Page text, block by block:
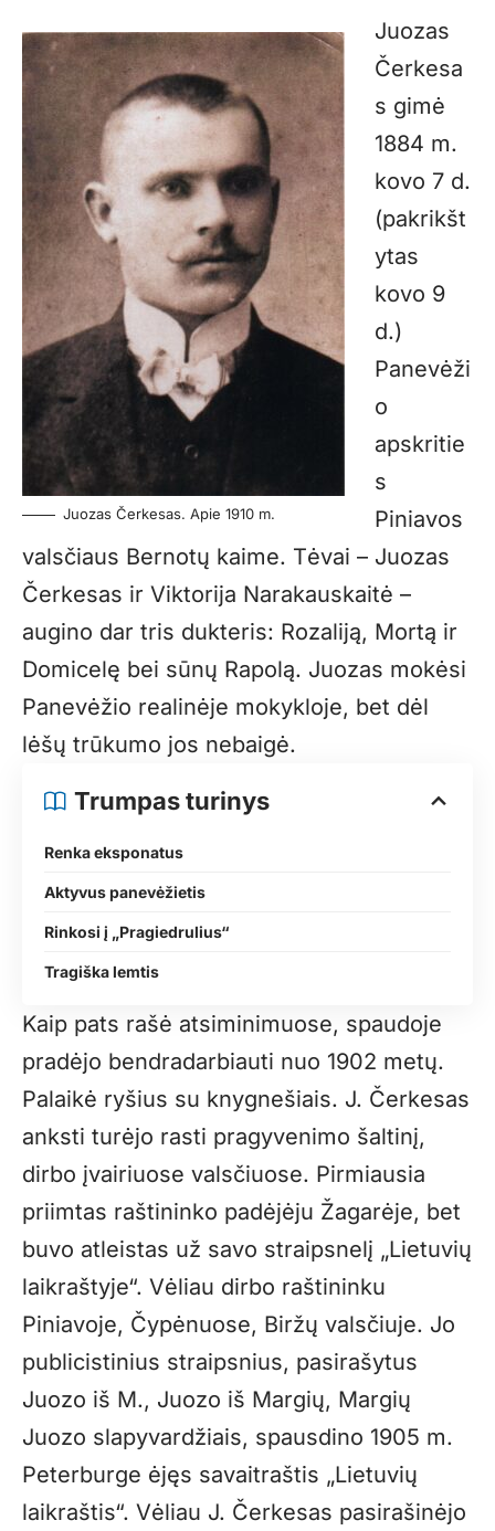
Juozas Čerkesas. Apie 1910 m.
Juozas
Čerkesa
s gimė
1884 m.
kovo 7 d.
(pakrikšt
ytas
kovo 9
d.)
Panevėži
o
apskritie
s
Piniavos
valsčiaus Bernotų kaime. Tėvai – Juozas
Čerkesas ir Viktorija Narakauskaitė –
augino dar tris dukteris: Rozaliją, Mortą ir
Domicelę bei sūnų Rapolą. Juozas mokėsi
Panevėžio realinėje mokykloje, bet dėl
lėšų trūkumo jos nebaigė.
Trumpas turinys
Renka eksponatus
Aktyvus panevėžietis
Rinkosi į „Pragiedrulius“
Tragiška lemtis
Kaip pats rašė atsiminimuose, spaudoje
pradėjo bendradarbiauti nuo 1902 metų.
Palaikė ryšius su knygnešiais. J. Čerkesas
anksti turėjo rasti pragyvenimo šaltinį,
dirbo įvairiuose valsčiuose. Pirmiausia
priimtas raštininko padėjėju Žagarėje, bet
buvo atleistas už savo straipsnelį „Lietuvių
laikraštyje“. Vėliau dirbo raštininku
Piniavoje, Čypėnuose, Biržų valsčiuje. Jo
publicistinius straipsnius, pasirašytus
Juozo iš M., Juozo iš Margių, Margių
Juozo slapyvardžiais, spausdino 1905 m.
Peterburge ėjęs savaitraštis „Lietuvių
laikraštis“. Vėliau J. Čerkesas pasirašinėjo